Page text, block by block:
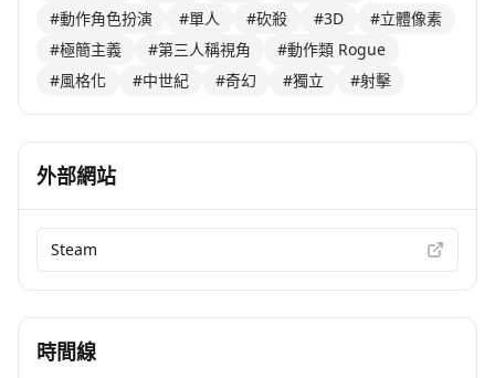
#動作角色扮演
#單人 #砍殺 #3D
#立體像素
#極簡主義
#第三人稱視角
#動作類 Rogue
#風格化
#中世紀 #奇幻 #獨立 #射擊
外部網站
Steam
時間線